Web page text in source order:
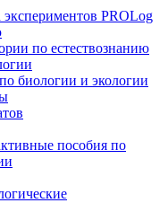
PROLog
по естествознанию
биологии и экологии
пособия по